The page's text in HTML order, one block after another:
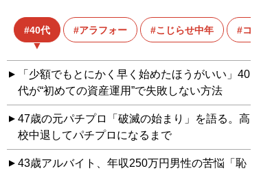
40代 アラフォー こじらせ中年 コミ
「少額でもとにかく早く始めたほうがいい」40
代が“初めての資産運用”で失敗しない方法
47歳の元パチプロ「破滅の始まり」を語る。高
校中退してパチプロになるまで
43歳アルバイト、年収250万円男性の苦悩「恥